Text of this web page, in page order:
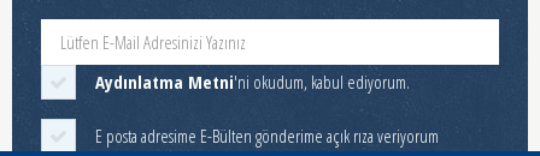
Aydınlatma Metni'ni okudum, kabul ediyorum.
E posta adresime E-Bülten gönderime açık rıza veriyorum